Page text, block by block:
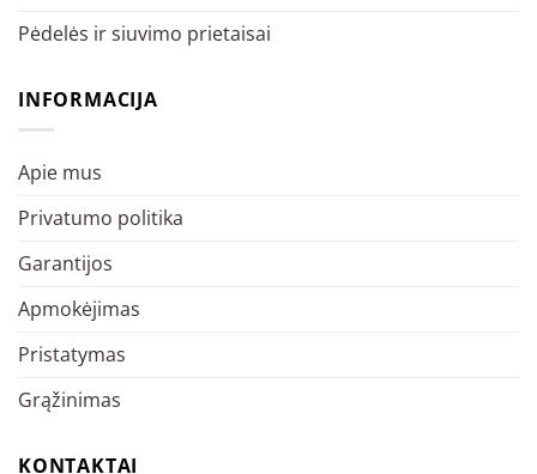
Pėdelės ir siuvimo prietaisai
INFORMACIJA
Apie mus
Privatumo politika
Garantijos
Apmokėjimas
Pristatymas
Grąžinimas
KONTAKTAI